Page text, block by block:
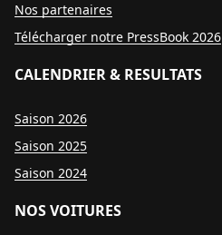
Nos partenaires
Télécharger notre PressBook 2026
CALENDRIER & RESULTATS
Saison 2026
Saison 2025
Saison 2024
NOS VOITURES